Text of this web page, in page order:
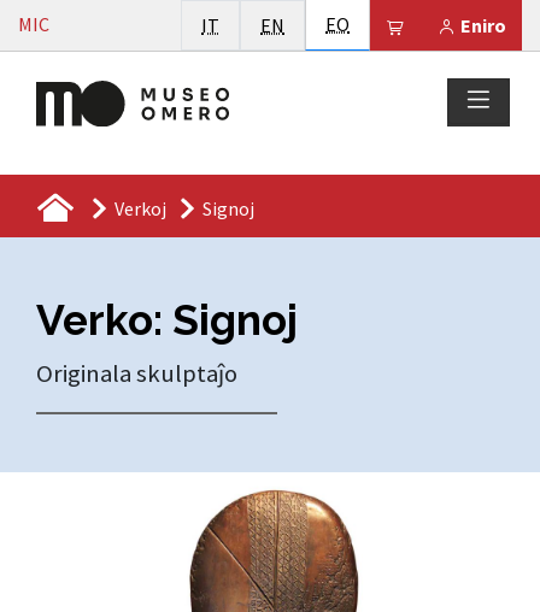
Vai al contenuto
MIC Eniro
Il tuo carrello
IT Italiano
EN English
EO Esperanto
Verkoj Signoj
Verko: Signoj
Originala skulptaĵo